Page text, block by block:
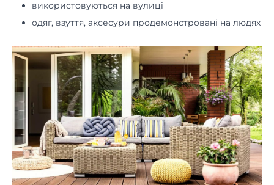
одяг, взуття, аксесури продемонстровані на людях